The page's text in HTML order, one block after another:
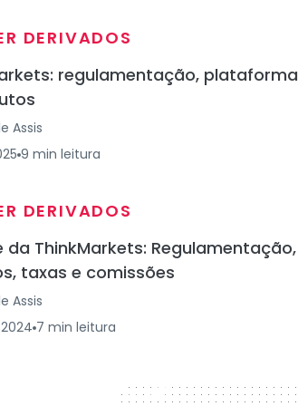
DERIVADOS
regulamentação, plataforma
Assis
9 min leitura
DERIVADOS
da ThinkMarkets: Regulamentação,
taxas e comissões
Assis
7 min leitura
728 x 90